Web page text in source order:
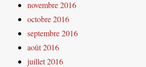
novembre 2016
octobre 2016
septembre 2016
août 2016
juillet 2016